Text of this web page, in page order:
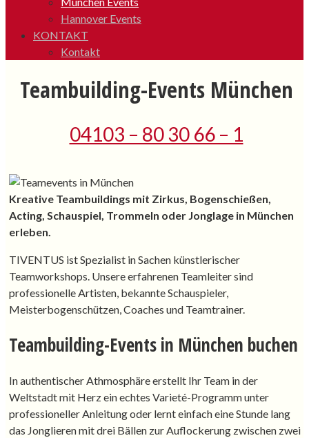
Hannover Events
KONTAKT
Kontakt
Teambuilding-Events München
04103 – 80 30 66 – 1
Kreative Teambuildings mit Zirkus, Bogenschießen,
Acting, Schauspiel, Trommeln oder Jonglage in München
erleben.
TIVENTUS ist Spezialist in Sachen künstlerischer
Teamworkshops. Unsere erfahrenen Teamleiter sind
professionelle Artisten, bekannte Schauspieler,
Meisterbogenschützen, Coaches und Teamtrainer.
Teambuilding-Events in München buchen
In authentischer Athmosphäre erstellt Ihr Team in der
Weltstadt mit Herz ein echtes Varieté-Programm unter
professioneller Anleitung oder lernt einfach eine Stunde lang
das Jonglieren mit drei Bällen zur Auflockerung zwischen zwei